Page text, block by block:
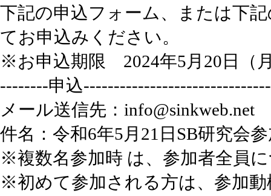
下記の申込フォーム、または下
てお申込みください。
※お申込期限 2024年5月20日（
--------申込
メール送信先：info@sinkweb.net
件名：令和6年5月21日SB研究会
※複数名参加時 は、参加者全員
※初めて参加される方は、参加